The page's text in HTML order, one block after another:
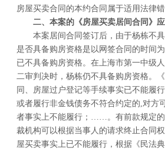
房屋买卖合同的本约合同属于适用法律错
二、本案的《房屋买卖居间合同》
本案居间合同签订后，由于杨栋不具
是否具备购房资格是以网签合同的时间
已不具备购房资格。在上海市第一中级
二审判决时，杨栋仍不具备购房资格。
同、房屋过户登记等手续事实已不能履
或者履行非金钱债务不符合约定的,对方
者事实上不能履行；……。有前款规定
裁机构可以根据当事人的请求终止合同
屋买卖事实上已不能履行，根据《民法